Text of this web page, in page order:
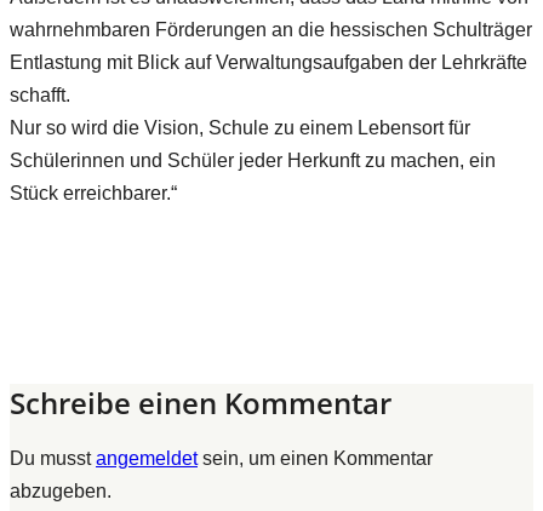
wahrnehmbaren Förderungen an die hessischen Schulträger
Entlastung mit Blick auf Verwaltungsaufgaben der Lehrkräfte
schafft.
Nur so wird die Vision, Schule zu einem Lebensort für
Schülerinnen und Schüler jeder Herkunft zu machen, ein
Stück erreichbarer.“
Schreibe einen Kommentar
Du musstangemeldetsein, um einen Kommentar
abzugeben.